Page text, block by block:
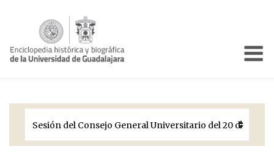
Períodos Históricos